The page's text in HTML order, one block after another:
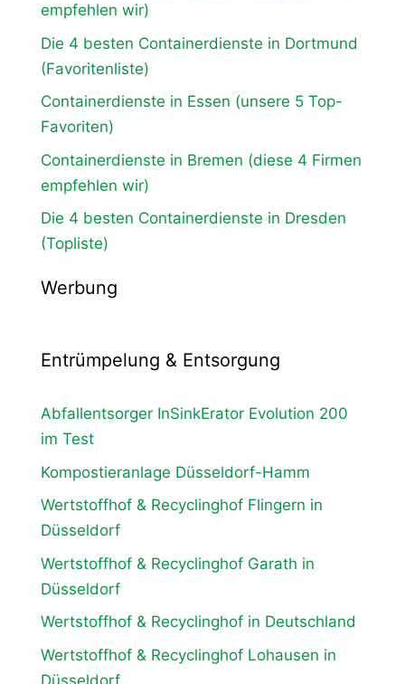
empfehlen wir)
Die 4 besten Containerdienste in Dortmund
(Favoritenliste)
Containerdienste in Essen (unsere 5 Top-
Favoriten)
Containerdienste in Bremen (diese 4 Firmen
empfehlen wir)
Die 4 besten Containerdienste in Dresden
(Topliste)
Werbung
Entrümpelung & Entsorgung
Abfallentsorger InSinkErator Evolution 200
im Test
Kompostieranlage Düsseldorf-Hamm
Wertstoffhof & Recyclinghof Flingern in
Düsseldorf
Wertstoffhof & Recyclinghof Garath in
Düsseldorf
Wertstoffhof & Recyclinghof in Deutschland
Wertstoffhof & Recyclinghof Lohausen in
Düsseldorf